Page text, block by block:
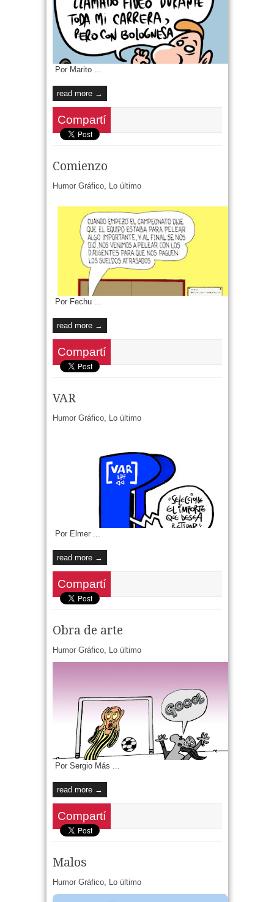
Por Marito ...
read more →
Compartí
Comienzo
Humor Gráfico, Lo último
Por Fechu ...
read more →
Compartí
VAR
Humor Gráfico, Lo último
Por Elmer ...
read more →
Compartí
Obra de arte
Humor Gráfico, Lo último
Por Sergio Más ...
read more →
Compartí
Malos
Humor Gráfico, Lo último